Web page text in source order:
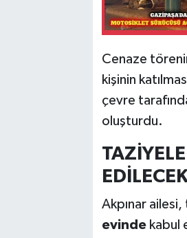
Cenaze
kişinin
çevre
oluşturdu.
Akpınar
evindekabul